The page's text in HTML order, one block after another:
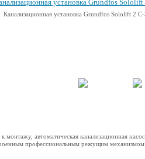
Канализационная установка Grundfos Sololift 2
монтажу, автоматическая канализационная
профессиональным режущим механизмом.